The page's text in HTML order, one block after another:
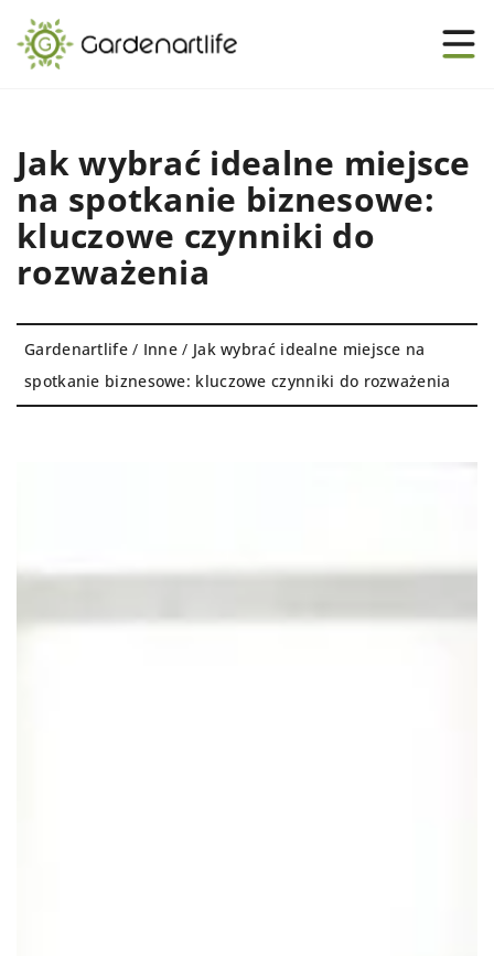
Jak wybrać idealne miejsce
na spotkanie biznesowe:
kluczowe czynniki do
rozważenia
Gardenartlife/ Inne / Jak wybrać idealne miejsce na
spotkanie biznesowe: kluczowe czynniki do rozważenia